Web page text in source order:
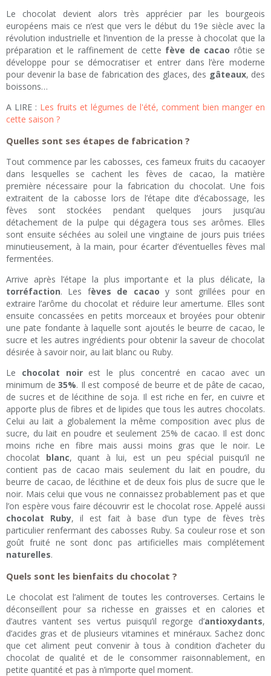
Le chocolat devient alors très apprécier par les bourgeois
européens mais ce n’est que vers le début du 19e siècle avec la
révolution industrielle et l’invention de la presse à chocolat que la
préparation et le raffinement de cette fève de cacao rôtie se
développe pour se démocratiser et entrer dans l’ère moderne
pour devenir la base de fabrication des glaces, des gâteaux, des
boissons…
A LIRE : Les fruits et légumes de l'été, comment bien manger en
cette saison ?
Quelles sont ses étapes de fabrication ?
Tout commence par les cabosses, ces fameux fruits du cacaoyer
dans lesquelles se cachent les fèves de cacao, la matière
première nécessaire pour la fabrication du chocolat. Une fois
extraitent de la cabosse lors de l’étape dite d’écabossage, les
fèves sont stockées pendant quelques jours jusqu’au
détachement de la pulpe qui dégagera tous ses arômes. Elles
sont ensuite séchées au soleil une vingtaine de jours puis triées
minutieusement, à la main, pour écarter d’éventuelles fèves mal
fermentées.
Arrive après l’étape la plus importante et la plus délicate, la
torréfaction. Les fèves de cacao y sont grillées pour en
extraire l’arôme du chocolat et réduire leur amertume. Elles sont
ensuite concassées en petits morceaux et broyées pour obtenir
une pate fondante à laquelle sont ajoutés le beurre de cacao, le
sucre et les autres ingrédients pour obtenir la saveur de chocolat
désirée à savoir noir, au lait blanc ou Ruby.
Le chocolat noirest le plus concentré en cacao avec un
minimum de35%. Il est composé de beurre et de pâte de cacao,
de sucres et de lécithine de soja. Il est riche en fer, en cuivre et
apporte plus de fibres et de lipides que tous les autres chocolats.
Celui au lait a globalement la même composition avec plus de
sucre, du lait en poudre et seulement 25% de cacao. Il est donc
moins riche en fibre mais aussi moins gras que le noir. Le
chocolat blanc, quant à lui, est un peu spécial puisqu’il ne
contient pas de cacao mais seulement du lait en poudre, du
beurre de cacao, de lécithine et de deux fois plus de sucre que le
noir. Mais celui que vous ne connaissez probablement pas et que
l’on espère vous faire découvrir est le chocolat rose. Appelé aussi
chocolat Ruby, il est fait à base d’un type de fèves très
particulier renfermant des cabosses Ruby. Sa couleur rose et son
goût fruité ne sont donc pas artificielles mais complétement
naturelles.
Quels sont les bienfaits du chocolat ?
Le chocolat est l’aliment de toutes les controverses. Certains le
déconseillent pour sa richesse en graisses et en calories et
d’autres vantent ses vertus puisqu’il regorge d’antioxydants,
d’acides gras et de plusieurs vitamines et minéraux. Sachez donc
que cet aliment peut convenir à tous à condition d’acheter du
chocolat de qualité et de le consommer raisonnablement, en
petite quantité et pas à n’importe quel moment.